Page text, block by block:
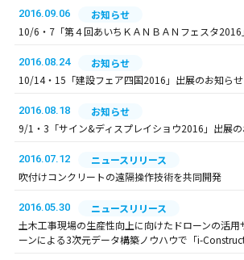
2016.09.06
お知らせ
10/6・7「第４回あいちＫＡＮＢＡＮフェスタ
2016.08.24
お知らせ
10/14・15「建設フェア四国2016」出展のお知らせ
2016.08.18
お知らせ
9/1・3「サイン&ディスプレイショウ2016」出展
2016.07.12
ニュースリリース
吹付けコンクリートの遠隔操作技術を共同開発
2016.05.30
ニュースリリース
土木工事現場の生産性向上に向けたドローンの活
ーンによる3次元データ構築ノウハウで「i-